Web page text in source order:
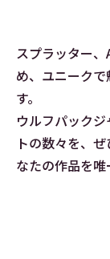
スプラッター
め、ユニーク
す。
ウルフパック
トの数々を、
なたの作品を唯